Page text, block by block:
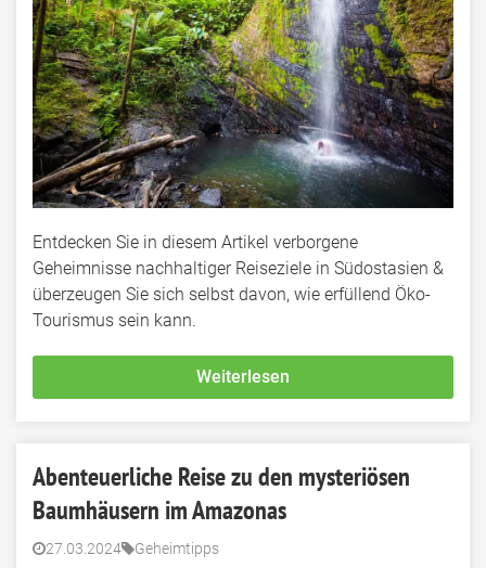
Entdecken Sie in diesem Artikel verborgene
Geheimnisse nachhaltiger Reiseziele in Südostasien &
überzeugen Sie sich selbst davon, wie erfüllend Öko-
Tourismus sein kann.
Weiterlesen
Abenteuerliche Reise zu den mysteriösen
Baumhäusern im Amazonas
27.03.2024 Geheimtipps